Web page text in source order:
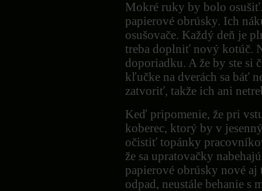
Mokré ruky by bolo
papierové obrúsky. Ich
osušovače. Každý deň je
treba doplniť nový kotúč.
doporiadku. A že by ste si
kľučke na dverách sa báť
zatvoriť, takže ich ani
Keď pripomenie, že pri
koberec, ktorý by v
očistiť topánky
že sa upratovačky
papierové obrúsky nové
odpad, neustále behanie s